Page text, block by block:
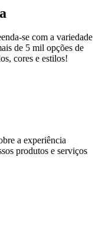
se com a variedade
de 5 mil opções de
cores e estilos!
a experiência
produtos e serviços